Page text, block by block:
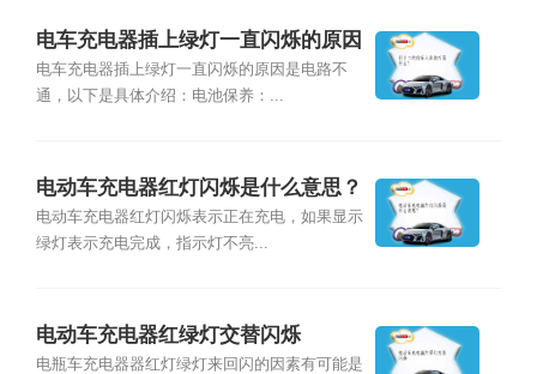
电车充电器插上绿灯一直闪烁的原因
是什么？
电车充电器插上绿灯一直闪烁的原因是电路不
通，以下是具体介绍：电池保养：...
电动车充电器红灯闪烁是什么意思？
电动车充电器红灯闪烁表示正在充电，如果显示
绿灯表示充电完成，指示灯不亮...
电动车充电器红绿灯交替闪烁
电瓶车充电器器红灯绿灯来回闪的因素有可能是